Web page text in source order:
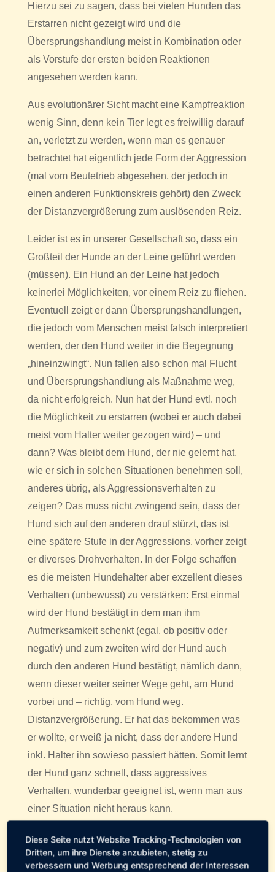
Hierzu sei zu sagen, dass bei vielen Hunden das
Erstarren nicht gezeigt wird und die
Übersprungshandlung meist in Kombination oder
als Vorstufe der ersten beiden Reaktionen
angesehen werden kann.
Aus evolutionärer Sicht macht eine Kampfreaktion
wenig Sinn, denn kein Tier legt es freiwillig darauf
an, verletzt zu werden, wenn man es genauer
betrachtet hat eigentlich jede Form der Aggression
(mal vom Beutetrieb abgesehen, der jedoch in
einen anderen Funktionskreis gehört) den Zweck
der Distanzvergrößerung zum auslösenden Reiz.
Leider ist es in unserer Gesellschaft so, dass ein
Großteil der Hunde an der Leine geführt werden
(müssen). Ein Hund an der Leine hat jedoch
keinerlei Möglichkeiten, vor einem Reiz zu fliehen.
Eventuell zeigt er dann Übersprungshandlungen,
die jedoch vom Menschen meist falsch interpretiert
werden, der den Hund weiter in die Begegnung
„hineinzwingt“. Nun fallen also schon mal Flucht
und Übersprungshandlung als Maßnahme weg,
da nicht erfolgreich. Nun hat der Hund evtl. noch
die Möglichkeit zu erstarren (wobei er auch dabei
meist vom Halter weiter gezogen wird) – und
dann? Was bleibt dem Hund, der nie gelernt hat,
wie er sich in solchen Situationen benehmen soll,
anderes übrig, als Aggressionsverhalten zu
zeigen? Das muss nicht zwingend sein, dass der
Hund sich auf den anderen drauf stürzt, das ist
eine spätere Stufe in der Aggressions, vorher zeigt
er diverses Drohverhalten. In der Folge schaffen
es die meisten Hundehalter aber exzellent dieses
Verhalten (unbewusst) zu verstärken: Erst einmal
wird der Hund bestätigt in dem man ihm
Aufmerksamkeit schenkt (egal, ob positiv oder
negativ) und zum zweiten wird der Hund auch
durch den anderen Hund bestätigt, nämlich dann,
wenn dieser weiter seiner Wege geht, am Hund
vorbei und – richtig, vom Hund weg.
Distanzvergrößerung. Er hat das bekommen was
er wollte, er weiß ja nicht, dass der andere Hund
inkl. Halter ihn sowieso passiert hätten. Somit lernt
der Hund ganz schnell, dass aggressives
Verhalten, wunderbar geeignet ist, wenn man aus
einer Situation nicht heraus kann.
Was kann man denn besser machen, mag sich der
ein oder andere Leser fragen. Nun am besten
Diese Seite nutzt Website Tracking-Technologien von
Dritten, um ihre Dienste anzubieten, stetig zu
verbessern und Werbung entsprechend der Interessen